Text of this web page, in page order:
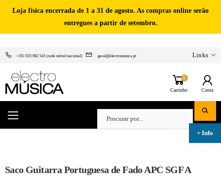
Loja física encerrada de 1 a 31 de agosto. As compras online serão
entregues a partir de setembro.
+351 925 982 545 (rede móvel nacional) geral@electromusica.pt Links
0
Carrinho Conta
Saco Guitarra Portuguesa de Fado APC SGF A